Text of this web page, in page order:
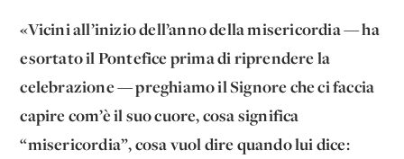
«Vicini all’inizio dell’anno della misericordia — ha
esortato il Pontefice prima di riprendere la
celebrazione — preghiamo il Signore che ci faccia
capire com’è il suo cuore, cosa significa
“misericordia”, cosa vuol dire quando lui dice: